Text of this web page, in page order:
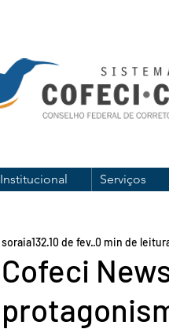
Institucional Serviços
Cofeci
soraia13210 de fev.0 min de